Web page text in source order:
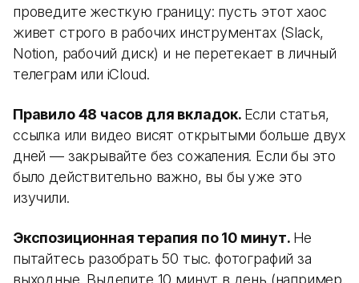
проведите жесткую границу: пусть этот хаос
живет строго в рабочих инструментах (Slack,
Notion, рабочий диск) и не перетекает в личный
телеграм или iCloud.
Правило 48 часов для вкладок. Если статья,
ссылка или видео висят открытыми больше двух
дней — закрывайте без сожаления. Если бы это
было действительно важно, вы бы уже это
изучили.
Экспозиционная терапия по 10 минут. Не
пытайтесь разобрать 50 тыс. фотографий за
выходные. Выделите 10 минут в день (например,